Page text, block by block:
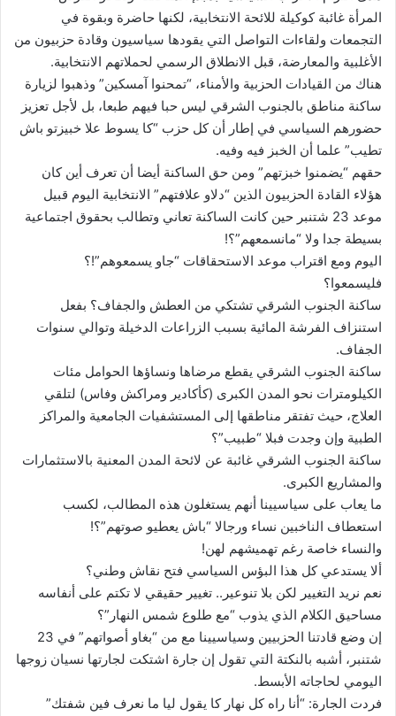
المرأة غائبة كوكيلة للائحة الانتخابية، لكنها حاضرة وبقوة في
التجمعات ولقاءات التواصل التي يقودها سياسيون وقادة حزبيون من
الأغلبية والمعارضة، قبل الانطلاق الرسمي لحملاتهم الانتخابية.
هناك من القيادات الحزبية والأمناء، “تمحنوا آمسكين” وذهبوا لزيارة
ساكنة مناطق بالجنوب الشرقي ليس حبا فيهم طبعا، بل لأجل تعزيز
حضورهم السياسي في إطار أن كل حزب “كا يسوط علا خبيزتو باش
تطيب” علما أن الخبز فيه وفيه.
حقهم “يضمنوا خبزتهم” ومن حق الساكنة أيضا أن تعرف أين كان
هؤلاء القادة الحزبيون الذين “دلاو علافتهم” الانتخابية اليوم قبيل
موعد 23 شتنبر حين كانت الساكنة تعاني وتطالب بحقوق اجتماعية
بسيطة جدا ولا “مانسمعهم”؟!
اليوم ومع اقتراب موعد الاستحقاقات “جاو يسمعوهم”!؟
فليسمعوا؟
ساكنة الجنوب الشرقي تشتكي من العطش والجفاف؟ بفعل
استنزاف الفرشة المائية بسبب الزراعات الدخيلة وتوالي سنوات
الجفاف.
ساكنة الجنوب الشرقي يقطع مرضاها ونساؤها الحوامل مئات
الكيلومترات نحو المدن الكبرى (كأكادير ومراكش وفاس) لتلقي
العلاج، حيث تفتقر مناطقها إلى المستشفيات الجامعية والمراكز
الطبية وإن وجدت فبلا “طبيب”؟
ساكنة الجنوب الشرقي غائبة عن لائحة المدن المعنية بالاستثمارات
والمشاريع الكبرى.
ما يعاب على سياسيينا أنهم يستغلون هذه المطالب، لكسب
استعطاف الناخبين نساء ورجالا “باش يعطيو صوتهم”؟!
والنساء خاصة رغم تهميشهم لهن!
ألا يستدعي كل هذا البؤس السياسي فتح نقاش وطني؟
نعم نريد التغيير لكن بلا تنوعير.. تغيير حقيقي لا تكتم على أنفاسه
مساحيق الكلام الذي يذوب “مع طلوع شمس النهار”؟
إن وضع قادتنا الحزبيين وسياسيينا مع من “بغاو أصواتهم” في 23
شتنبر، أشبه بالنكتة التي تقول إن جارة اشتكت لجارتها نسيان زوجها
اليومي لحاجاته الأبسط.
فردت الجارة: “أنا راه كل نهار كا يقول ليا ما نعرف فين شفتك”